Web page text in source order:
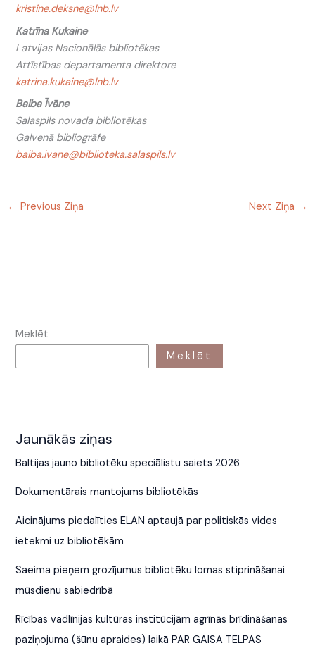
kristine.deksne@lnb.lv
Katrīna Kukaine
Latvijas Nacionālās bibliotēkas
Attīstības departamenta direktore
katrina.kukaine@lnb.lv
Baiba Īvāne
Salaspils novada bibliotēkas
Galvenā bibliogrāfe
baiba.ivane@biblioteka.salaspils.lv
← Previous Ziņa Next Ziņa →
Meklēt
Meklēt
Jaunākās ziņas
Baltijas jauno bibliotēku speciālistu saiets 2026
Dokumentārais mantojums bibliotēkās
Aicinājums piedalīties ELAN aptaujā par politiskās vides
ietekmi uz bibliotēkām
Saeima pieņem grozījumus bibliotēku lomas stiprināšanai
mūsdienu sabiedrībā
Rīcības vadlīnijas kultūras institūcijām agrīnās brīdināšanas
paziņojuma (šūnu apraides) laikā PAR GAISA TELPAS